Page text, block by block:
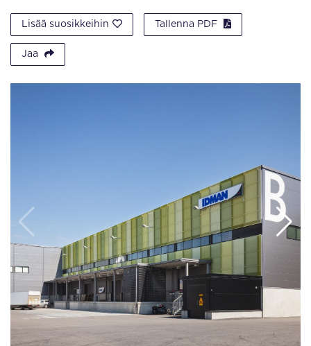
Lisää suosikkeihin Tallenna PDF
Jaa